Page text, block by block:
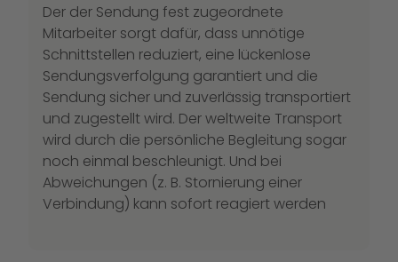
Der der Sendung fest zugeordnete
Mitarbeiter sorgt dafür, dass unnötige
Schnittstellen reduziert, eine lückenlose
Sendungsverfolgung garantiert und die
Sendung sicher und zuverlässig transportiert
und zugestellt wird. Der weltweite Transport
wird durch die persönliche Begleitung sogar
noch einmal beschleunigt. Und bei
Abweichungen (z. B. Stornierung einer
Verbindung) kann sofort reagiert werden